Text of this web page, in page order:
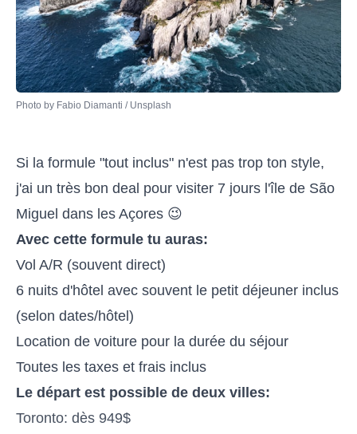
Photo by Fabio Diamanti / Unsplash
Si la formule "tout inclus" n'est pas trop ton style,
j'ai un très bon deal pour visiter 7 jours l'île de São
Miguel dans les Açores 😉
Avec cette formule tu auras:
Vol A/R (souvent direct)
6 nuits d'hôtel avec souvent le petit déjeuner inclus
(selon dates/hôtel)
Location de voiture pour la durée du séjour
Toutes les taxes et frais inclus
Le départ est possible de deux villes:
Toronto: dès 949$